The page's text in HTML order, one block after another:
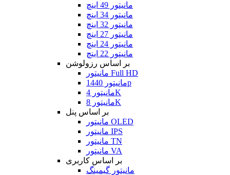
مانیتور 49 اینچ
مانیتور 34 اینچ
مانیتور 32 اینچ
مانیتور 27 اینچ
مانیتور 24 اینچ
مانیتور 22 اینچ
بر اساس رزولوشن
مانیتور Full HD
مانیتور 1440p
مانیتور 4K
مانیتور 8K
بر اساس پنل
مانیتور OLED
مانیتور IPS
مانیتور TN
مانیتور VA
بر اساس کاربری
مانیتور گیمینگ